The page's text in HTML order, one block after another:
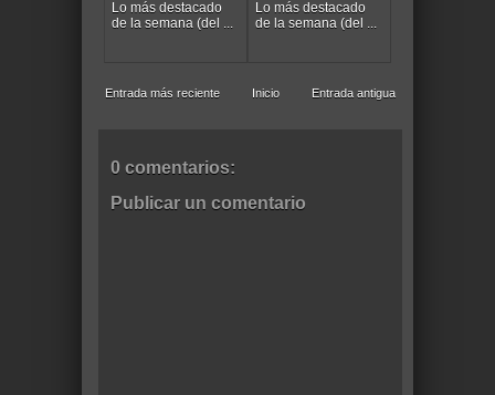
Lo más destacado
de la semana (del ...
Lo más destacado
de la semana (del ...
Entrada más reciente Entrada antigua
Inicio
0 comentarios:
Publicar un comentario